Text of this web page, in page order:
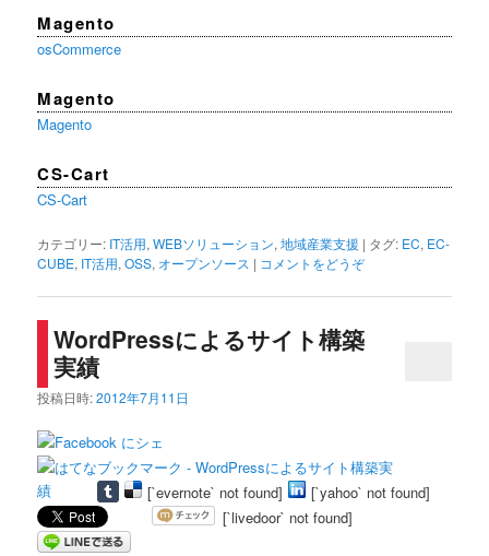
Magento
osCommerce
Magento
Magento
CS-Cart
CS-Cart
カテゴリー: IT活用,WEBソリューション,地域産業支援 | タグ: EC, EC-
CUBE, IT活用,OSS, オープンソース | コメントをどうぞ
WordPressによるサイト構築
実績
投稿日時:2012年7月11日
[`evernote` not found]
[`yahoo` not found]
[`livedoor` not found]